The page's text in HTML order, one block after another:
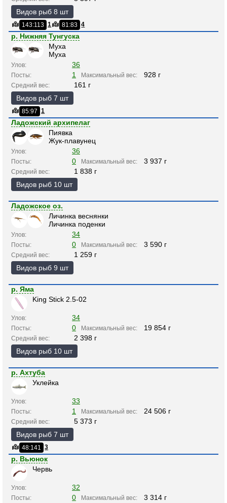
Видов рыб 8 шт
143:113 1 81:83 4
р. Нижняя Тунгуска
Муха
Муха
Улов: 36
Посты: 1 Максимальный вес: 928 г
Средний вес:
161 г
Видов рыб 7 шт
85:97 1
Ладожский архипелаг
Пиявка
Жук-плавунец
Улов: 36
Посты: 0 Максимальный вес: 3 937 г
Средний вес:
1 838 г
Видов рыб 10 шт
Ладожское оз.
Личинка веснянки
Личинка поденки
Улов: 34
Посты: 0 Максимальный вес: 3 590 г
Средний вес:
1 259 г
Видов рыб 9 шт
р. Яма
King Stick 2.5-02
Улов: 34
Посты: 0 Максимальный вес: 19 854 г
Средний вес:
2 398 г
Видов рыб 10 шт
р. Ахтуба
Уклейка
Улов: 33
Посты: 1 Максимальный вес: 24 506 г
Средний вес:
5 373 г
Видов рыб 7 шт
48:141 3
р. Вьюнок
Червь
Улов: 32
Посты: 0 Максимальный вес: 3 314 г